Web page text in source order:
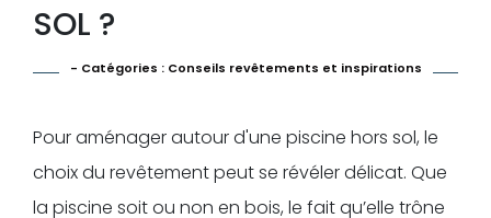
SOL ?
- Catégories : Conseils revêtements et inspirations
Pour aménager autour d'une piscine hors sol, le
choix du revêtement peut se révéler délicat. Que
la piscine soit ou non en bois, le fait qu’elle trône